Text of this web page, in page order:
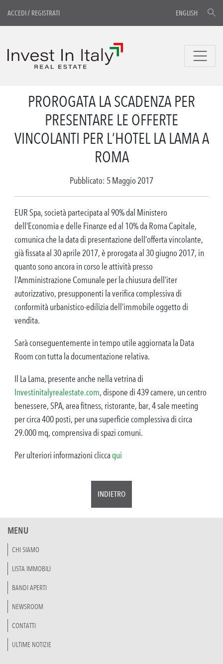
ACCEDI/ REGISTRATI ENGLISH
PROROGATA LA SCADENZA PER
PRESENTARE LE OFFERTE
VINCOLANTI PER L’HOTEL LA LAMA A
ROMA
Pubblicato: 5 Maggio 2017
EUR Spa, società partecipata al 90% dal Ministero
dell’Economia e delle Finanze ed al 10% da Roma Capitale,
comunica che la data di presentazione dell’offerta vincolante,
già fissata al 30 aprile 2017, è prorogata al 30 giugno 2017, in
quanto sono ancora in corso le attività presso
l’Amministrazione Comunale per la chiusura dell’iter
autorizzativo, presupponenti la verifica complessiva di
conformità urbanistico-edilizia dell’immobile oggetto di
vendita.
Sarà conseguentemente in tempo utile aggiornata la Data
Room con tutta la documentazione relativa.
Il La Lama, presente anche nella vetrina di
Investinitalyrealestate.com, dispone di 439 camere, un centro
benessere, SPA, area fitness, ristorante, bar, 4 sale meeting
per circa 400 posti, per una superficie complessiva di circa
29.000 mq, comprensiva di spazi comuni.
Per ulteriori informazioni cliccaqui
INDIETRO
MENU
CHI SIAMO
LISTA IMMOBILI
BANDI APERTI
NEWSROOM
CONTATTI
ULTIME NOTIZIE